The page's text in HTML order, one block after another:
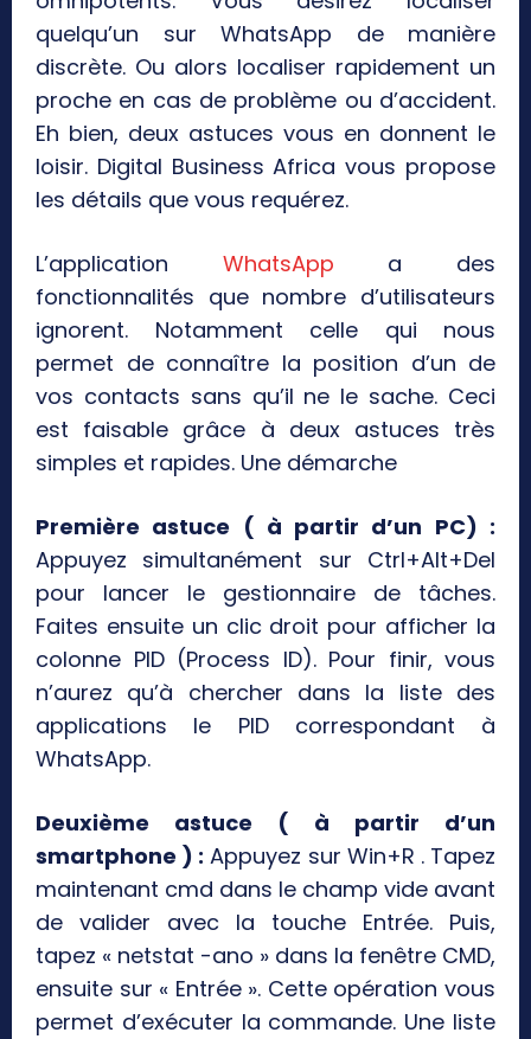
quelqu’un sur WhatsApp de manière
discrète. Ou alors localiser rapidement un
proche en cas de problème ou d’accident.
Eh bien, deux astuces vous en donnent le
loisir. Digital Business Africa vous propose
les détails que vous requérez.
L’application WhatsApp a des
fonctionnalités que nombre d’utilisateurs
ignorent. Notamment celle qui nous
permet de connaître la position d’un de
vos contacts sans qu’il ne le sache. Ceci
est faisable grâce à deux astuces très
simples et rapides. Une démarche
Première astuce ( à partir d’un PC) :
Appuyez simultanément sur Ctrl+Alt+Del
pour lancer le gestionnaire de tâches.
Faites ensuite un clic droit pour afficher la
colonne PID (Process ID). Pour finir, vous
n’aurez qu’à chercher dans la liste des
applications le PID correspondant à
WhatsApp.
Deuxième astuce ( à partir d’un
smartphone ) : Appuyez sur Win+R . Tapez
maintenant cmd dans le champ vide avant
de valider avec la touche Entrée. Puis,
tapez « netstat -ano » dans la fenêtre CMD,
ensuite sur « Entrée ». Cette opération vous
permet d’exécuter la commande. Une liste